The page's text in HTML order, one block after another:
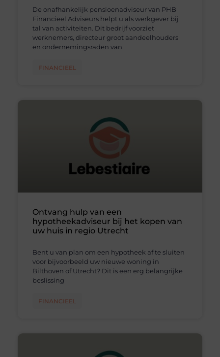
De onafhankelijk pensioenadviseur van PHB
Financieel Adviseurs helpt u als werkgever bij
tal van activiteiten. Dit bedrijf voorziet
werknemers, directeur groot aandeelhouders
en ondernemingsraden van
FINANCIEEL
Ontvang hulp van een
hypotheekadviseur bij het kopen van
uw huis in regio Utrecht
Bent u van plan om een hypotheek af te sluiten
voor bijvoorbeeld uw nieuwe woning in
Bilthoven of Utrecht? Dit is een erg belangrijke
beslissing
FINANCIEEL